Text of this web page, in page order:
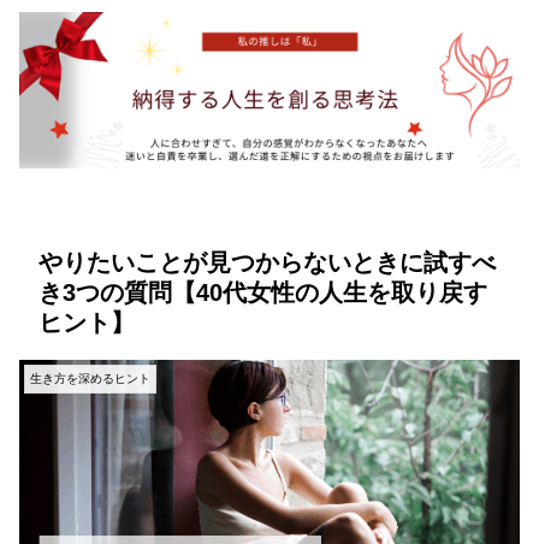
やりたいことが見つからないときに試すべ
き3つの質問【40代女性の人生を取り戻す
ヒント】
生き方を深めるヒント